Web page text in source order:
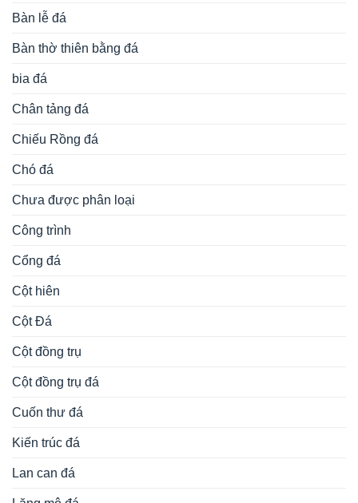
Bàn lễ đá
Bàn thờ thiên bằng đá
bia đá
Chân tảng đá
Chiếu Rồng đá
Chó đá
Chưa được phân loại
Công trình
Cổng đá
Cột hiên
Cột Đá
Cột đồng trụ
Cột đồng trụ đá
Cuốn thư đá
Kiến trúc đá
Lan can đá